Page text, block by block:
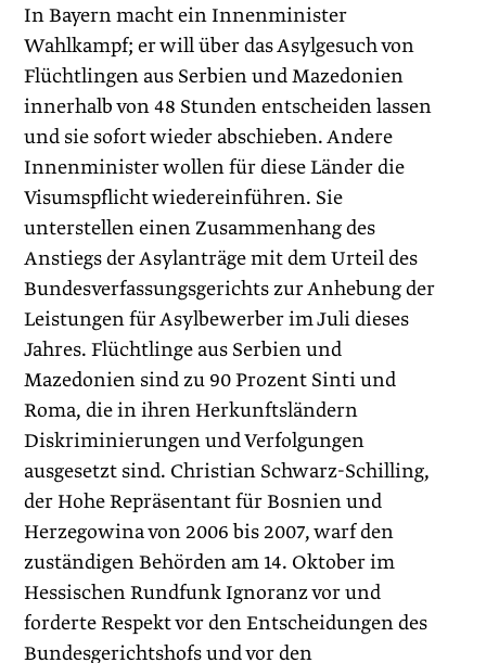
In Bayern macht ein Innenminister
Wahlkampf; er will über das Asylgesuch von
Flüchtlingen aus Serbien und Mazedonien
innerhalb von 48 Stunden entscheiden lassen
und sie sofort wieder abschieben. Andere
Innenminister wollen für diese Länder die
Visumspflicht wiedereinführen. Sie
unterstellen einen Zusammenhang des
Anstiegs der Asylanträge mit dem Urteil des
Bundesverfassungsgerichts zur Anhebung der
Leistungen für Asylbewerber im Juli dieses
Jahres. Flüchtlinge aus Serbien und
Mazedonien sind zu 90 Prozent Sinti und
Roma, die in ihren Herkunftsländern
Diskriminierungen und Verfolgungen
ausgesetzt sind. Christian Schwarz-Schilling,
der Hohe Repräsentant für Bosnien und
Herzegowina von 2006 bis 2007, warf den
zuständigen Behörden am 14. Oktober im
Hessischen Rundfunk Ignoranz vor und
forderte Respekt vor den Entscheidungen des
Bundesgerichtshofs und vor den